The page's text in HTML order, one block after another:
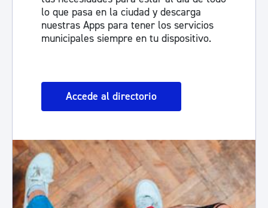
lo que pasa en la ciudad y descarga
nuestras Apps para tener los servicios
municipales siempre en tu dispositivo.
Accede al directorio